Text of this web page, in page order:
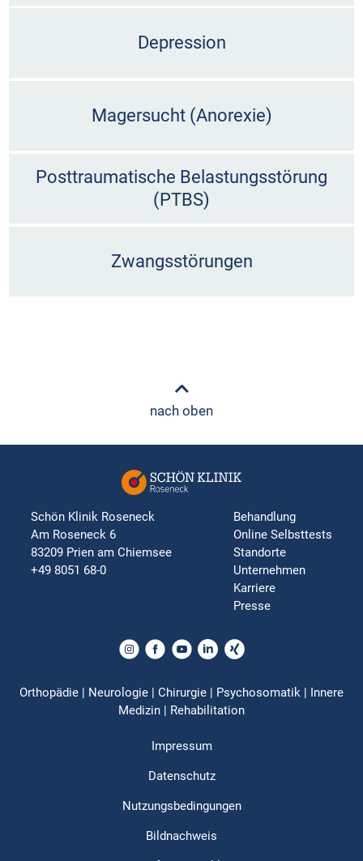
Depression
Magersucht (Anorexie)
Posttraumatische Belastungsstörung
(PTBS)
Zwangsstörungen
nach oben
Schön Klinik Roseneck
Am Roseneck 6
83209 Prien am Chiemsee
+49 8051 68-0
Behandlung
Online Selbsttests
Standorte
Unternehmen
Karriere
Presse
Orthopädie | Neurologie | Chirurgie | Psychosomatik | Innere
Medizin | Rehabilitation
Impressum
Datenschutz
Nutzungsbedingungen
Bildnachweis